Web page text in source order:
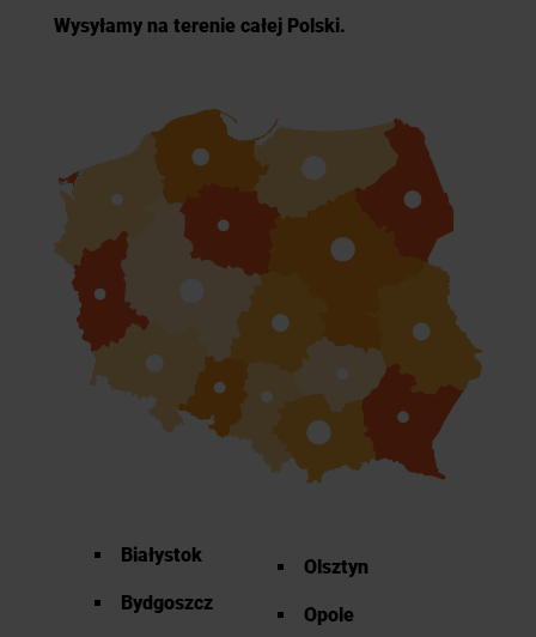
Wysyłamy na terenie całej Polski.
Białystok
Bydgoszcz
Olsztyn
Opole